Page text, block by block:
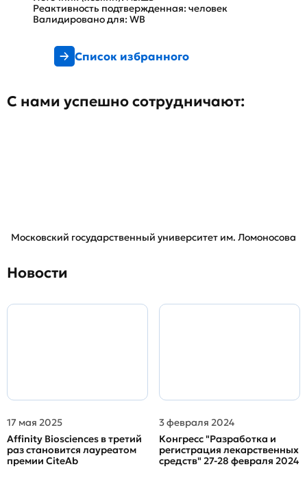
Реактивность подтвержденная: человек
Валидировано для: WB
Список избранного
С нами успешно сотрудничают:
Московский государственный университет им. Ломоносова
Новости
17 мая 2025
Affinity Biosciences в третий
раз становится лауреатом
премии CiteAb
3 февраля 2024
Конгресс "Разработка и
регистрация лекарственных
средств" 27-28 февраля 2024